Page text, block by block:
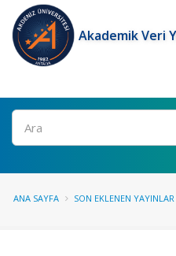
Akademik Veri
Ara
ANA SAYFA SON EKLENEN YAYINLAR